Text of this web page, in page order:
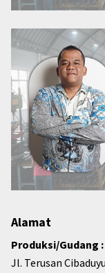
Alamat
Produksi/Gudang :
Jl. Terusan